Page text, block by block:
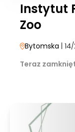
Instytut
Zoo
Bytomska |
Teraz